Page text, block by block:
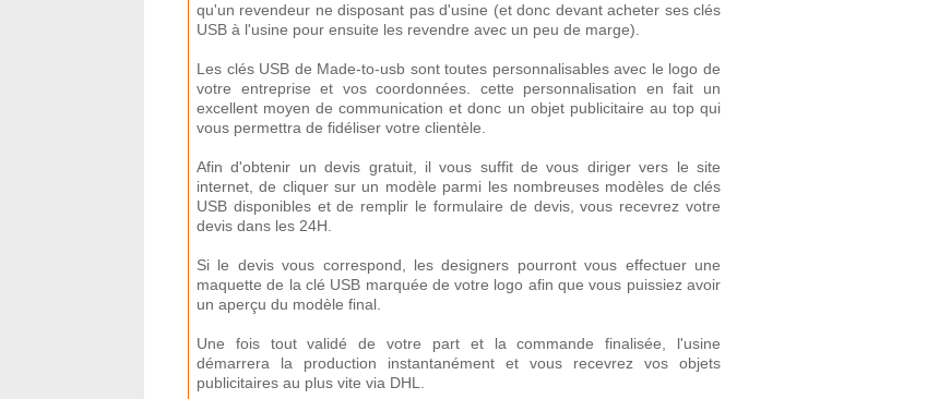
qu'un revendeur ne disposant pas d'usine (et donc devant acheter ses clés
USB à l'usine pour ensuite les revendre avec un peu de marge).
Les clés USB de Made-to-usb sont toutes personnalisables avec le logo de
votre entreprise et vos coordonnées. cette personnalisation en fait un
excellent moyen de communication et donc un objet publicitaire au top qui
vous permettra de fidéliser votre clientèle.
Afin d'obtenir un devis gratuit, il vous suffit de vous diriger vers le site
internet, de cliquer sur un modèle parmi les nombreuses modèles de clés
USB disponibles et de remplir le formulaire de devis, vous recevrez votre
devis dans les 24H.
Si le devis vous correspond, les designers pourront vous effectuer une
maquette de la clé USB marquée de votre logo afin que vous puissiez avoir
un aperçu du modèle final.
Une fois tout validé de votre part et la commande finalisée, l'usine
démarrera la production instantanément et vous recevrez vos objets
publicitaires au plus vite via DHL.